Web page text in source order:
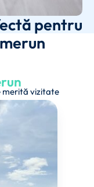
pentru
merită vizitate